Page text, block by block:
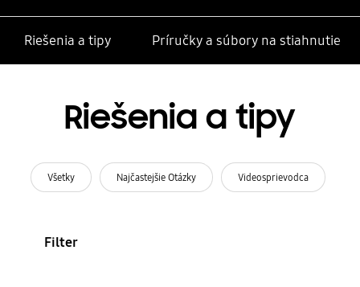
Riešenia a tipy Príručky a súbory na stiahnutie
Riešenia a tipy
Všetky Najčastejšie Otázky Videosprievodca
Filter